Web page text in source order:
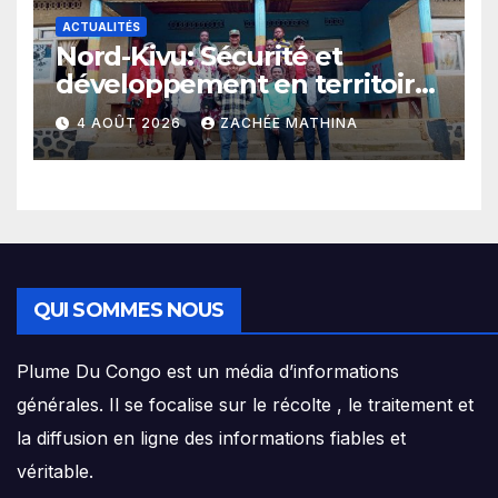
ACTUALITÉS
Nord-Kivu: Sécurité et
développement en territoire
de Beni, l’Hon. Jules Mathe
prône l’exemple d’un
mandat connecté à sa base
4 AOÛT 2026 ZACHÉE MATHINA
QUI SOMMES NOUS
Plume Du Congo est un média d’informations
générales. Il se focalise sur le récolte , le traitement et
la diffusion en ligne des informations fiables et
véritable.